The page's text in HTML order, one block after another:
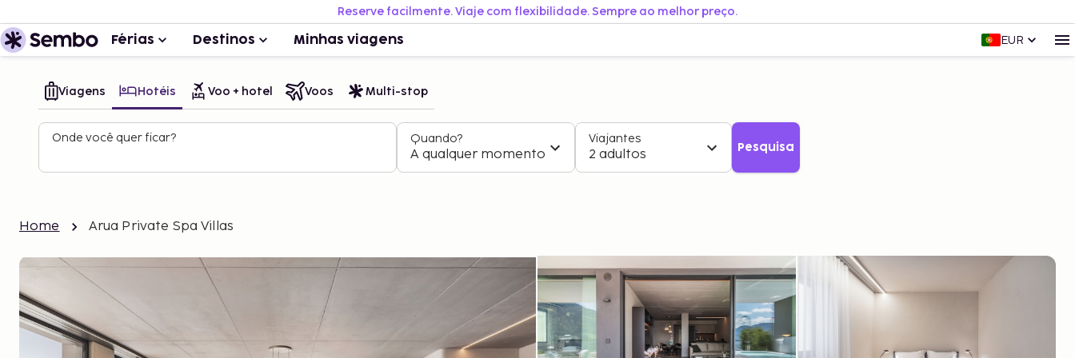
Reserve facilmente. Viaje com flexibilidade. Sempre ao melhor preço.
Férias Destinos Minhas viagens EUR
Viagens Hotéis Voo + hotel Voos Multi-stop
Onde você quer ficar? Quando?
A qualquer momento
Viajantes
2 adultos Pesquisa
Home Arua Private Spa Villas